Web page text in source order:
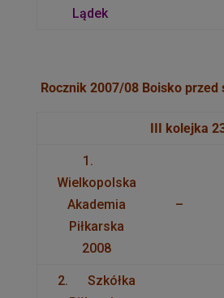
Lądek
Rocznik 2007/08 Boisko przed
III kolejka
1.
Wielkopolska
Akademia
Piłkarska
2008
–
2. Szkółka